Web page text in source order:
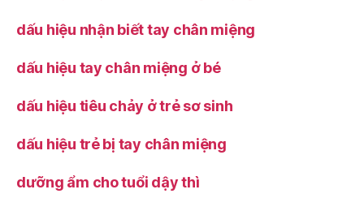
dấu hiệu nhận biết tay chân miệng
dấu hiệu tay chân miệng ở bé
dấu hiệu tiêu chảy ở trẻ sơ sinh
dấu hiệu trẻ bị tay chân miệng
dưỡng ẩm cho tuổi dậy thì